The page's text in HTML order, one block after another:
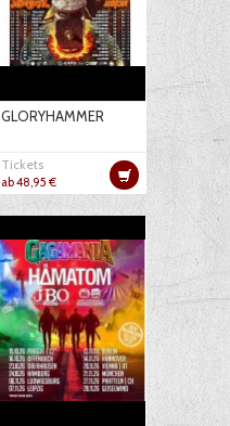
GLORYHAMMER
Tickets
ab 48,95 €